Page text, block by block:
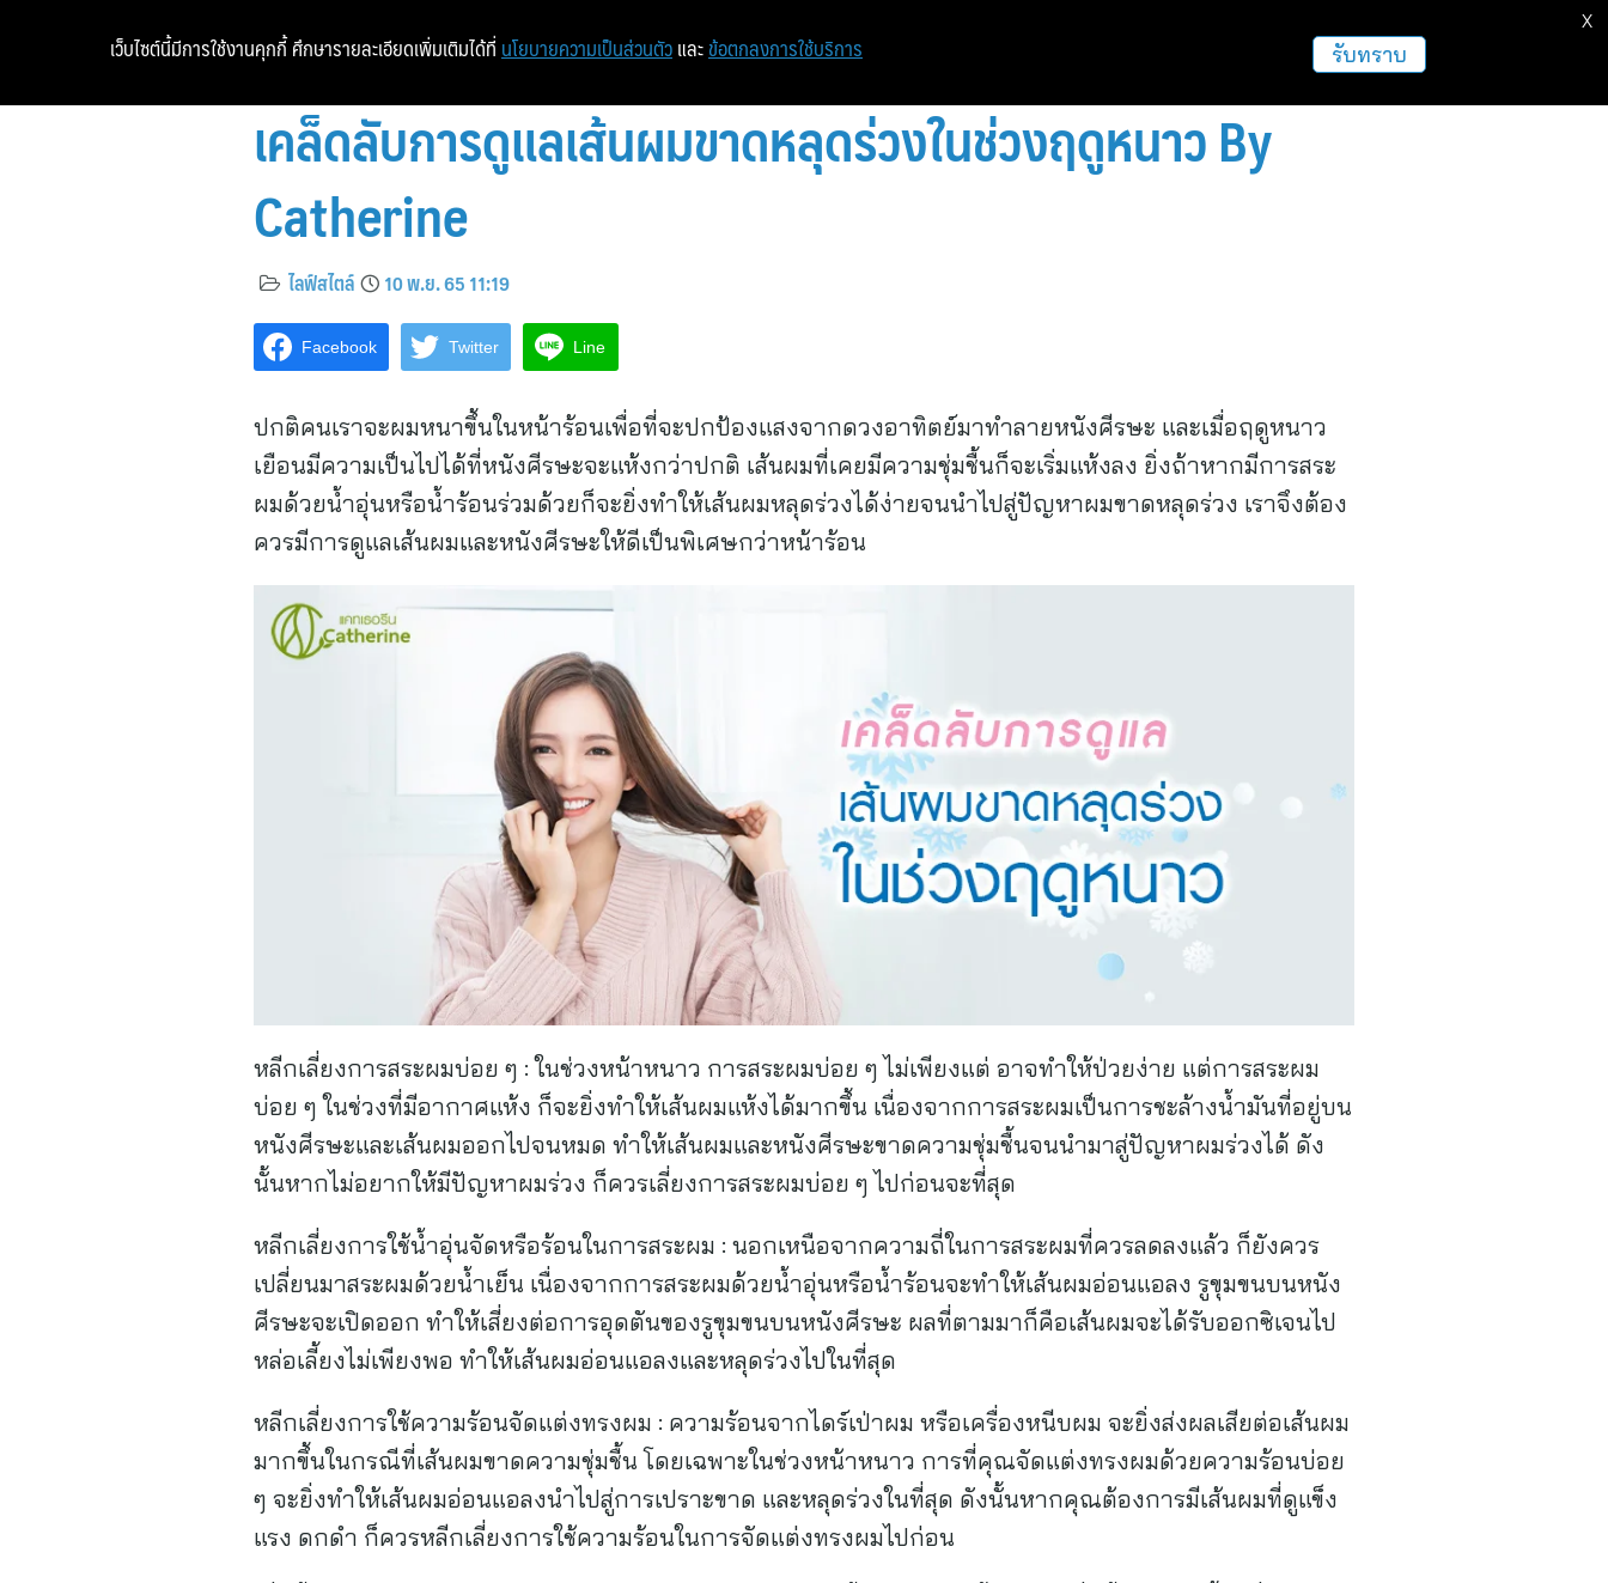
หน้าแรก ท่องเที่ยว ฝากข่าวประชาสัมพันธ์
เคล็ดลับการดูแลเส้นผมขาดหลุดร่วงในช่วงฤดูหนาว By
Catherine
ไลฟ์สไตล์ 10 พ.ย. 65 11:19
Facebook Twitter Line
ปกติคนเราจะผมหนาขึ้นในหน้าร้อนเพื่อที่จะปกป้องแสงจากดวงอาทิตย์มาทำลายหนังศีรษะ และเมื่อฤดูหนาว
เยือนมีความเป็นไปได้ที่หนังศีรษะจะแห้งกว่าปกติ เส้นผมที่เคยมีความชุ่มชื้นก็จะเริ่มแห้งลง ยิ่งถ้าหากมีการสระ
ผมด้วยน้ำอุ่นหรือน้ำร้อนร่วมด้วยก็จะยิ่งทำให้เส้นผมหลุดร่วงได้ง่ายจนนำไปสู่ปัญหาผมขาดหลุดร่วง เราจึงต้อง
ควรมีการดูแลเส้นผมและหนังศีรษะให้ดีเป็นพิเศษกว่าหน้าร้อน
หลีกเลี่ยงการสระผมบ่อย ๆ : ในช่วงหน้าหนาว การสระผมบ่อย ๆ ไม่เพียงแต่ อาจทำให้ป่วยง่าย แต่การสระผม
บ่อย ๆ ในช่วงที่มีอากาศแห้ง ก็จะยิ่งทำให้เส้นผมแห้งได้มากขึ้น เนื่องจากการสระผมเป็นการชะล้างน้ำมันที่อยู่บน
หนังศีรษะและเส้นผมออกไปจนหมด ทำให้เส้นผมและหนังศีรษะขาดความชุ่มชื้นจนนำมาสู่ปัญหาผมร่วงได้ ดัง
นั้นหากไม่อยากให้มีปัญหาผมร่วง ก็ควรเลี่ยงการสระผมบ่อย ๆ ไปก่อนจะที่สุด
หลีกเลี่ยงการใช้น้ำอุ่นจัดหรือร้อนในการสระผม : นอกเหนือจากความถี่ในการสระผมที่ควรลดลงแล้ว ก็ยังควร
เปลี่ยนมาสระผมด้วยน้ำเย็น เนื่องจากการสระผมด้วยน้ำอุ่นหรือน้ำร้อนจะทำให้เส้นผมอ่อนแอลง รูขุมขนบนหนัง
ศีรษะจะเปิดออก ทำให้เสี่ยงต่อการอุดตันของรูขุมขนบนหนังศีรษะ ผลที่ตามมาก็คือเส้นผมจะได้รับออกซิเจนไป
หล่อเลี้ยงไม่เพียงพอ ทำให้เส้นผมอ่อนแอลงและหลุดร่วงไปในที่สุด
หลีกเลี่ยงการใช้ความร้อนจัดแต่งทรงผม : ความร้อนจากไดร์เป่าผม หรือเครื่องหนีบผม จะยิ่งส่งผลเสียต่อเส้นผม
มากขึ้นในกรณีที่เส้นผมขาดความชุ่มชื้น โดยเฉพาะในช่วงหน้าหนาว การที่คุณจัดแต่งทรงผมด้วยความร้อนบ่อย
ๆ จะยิ่งทำให้เส้นผมอ่อนแอลงนำไปสู่การเปราะขาด และหลุดร่วงในที่สุด ดังนั้นหากคุณต้องการมีเส้นผมที่ดูแข็ง
แรง ดกดำ ก็ควรหลีกเลี่ยงการใช้ความร้อนในการจัดแต่งทรงผมไปก่อน
เว็บไซต์นี้มีการใช้งานคุกกี้ ศึกษารายละเอียดเพิ่มเติมได้ที่ นโยบายความเป็นส่วนตัว และ ข้อตกลงการใช้บริการ รับทราบ
X